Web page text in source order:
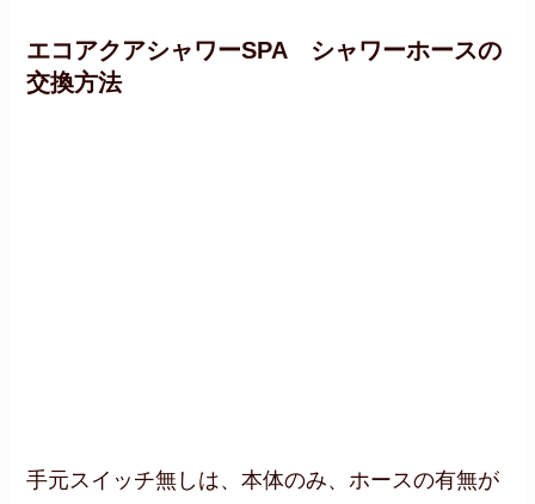
エコアクアシャワーSPA シャワーホースの
交換方法
手元スイッチ無しは、本体のみ、ホースの有無が